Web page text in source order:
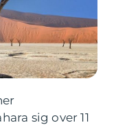
sig over 11